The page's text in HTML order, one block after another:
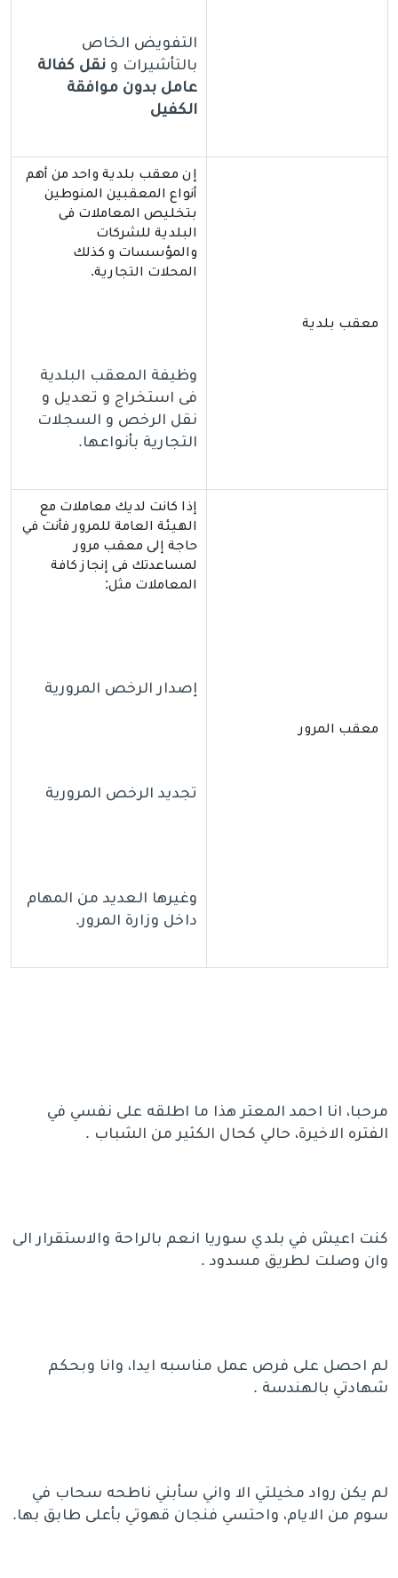
التفويض الخاص
بالتأشيرات ونقل كفالة
عامل بدون موافقة
الكفيل
معقب بلدية
إن معقب بلدية واحد من أهم
أنواع المعقبين المنوطين
بتخليص المعاملات فى
البلدية للشركات
والمؤسسات و كذلك
المحلات التجارية.
وظيفة المعقب البلدية
فى استخراج و تعديل و
نقل الرخص و السجلات
التجارية بأنواعها.
معقب المرور
إذا كانت لديك معاملات مع
الهيئة العامة للمرور فأنت في
حاجة إلى معقب مرور
لمساعدتك فى إنجاز كافة
المعاملات مثل:
إصدار الرخص المرورية
تجديد الرخص المرورية
وغيرها العديد من المهام
داخل وزارة المرور.
مرحبا، انا احمد المعتر هذا ما اطلقه على نفسي في
الفتره الاخيرة، حالي كحال الكثير من الشباب .
كنت اعيش في بلدي سوريا انعم بالراحة والاستقرار الى
وان وصلت لطريق مسدود .
لم احصل على فرص عمل مناسبه ايدا، وانا وبحكم
شهادتي بالهندسة .
لم يكن رواد مخيلتي الا واني سأبني ناطحه سحاب في
سوم من الايام، واحتسي فنجان قهوتي بأعلى طابق بها.